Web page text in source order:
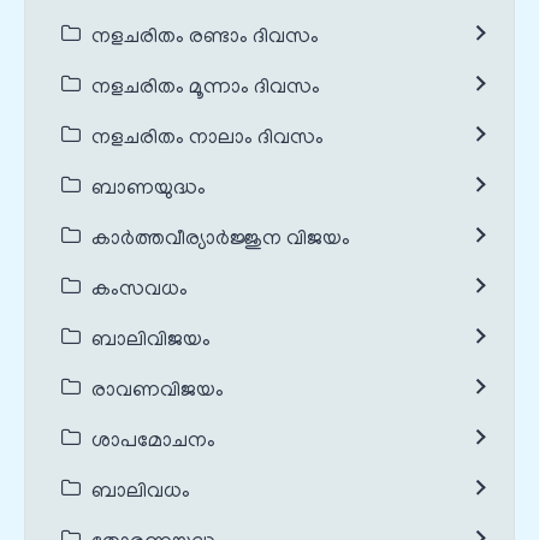
നളചരിതം രണ്ടാം ദിവസം
നളചരിതം മൂന്നാം ദിവസം
നളചരിതം നാലാം ദിവസം
ബാണയുദ്ധം
കാർത്തവീര്യാർജ്ജുന വിജയം
കംസവധം
ബാലിവിജയം
രാവണവിജയം
ശാപമോചനം
ബാലിവധം